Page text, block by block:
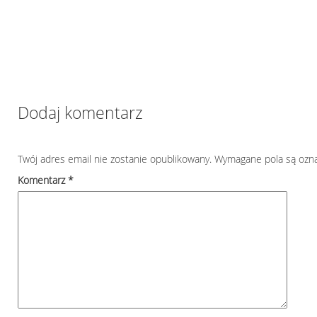
Dodaj komentarz
Twój adres email nie zostanie opublikowany. Wymagane pola są
Komentarz*